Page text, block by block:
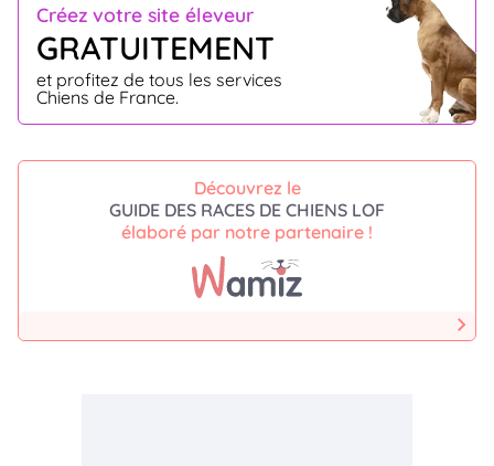
Créez votre site éleveur
GRATUITEMENT
et profitez de tous les services
Chiens de France.
Découvrez le
GUIDE DES RACES DE CHIENS LOF
élaboré par notre partenaire !